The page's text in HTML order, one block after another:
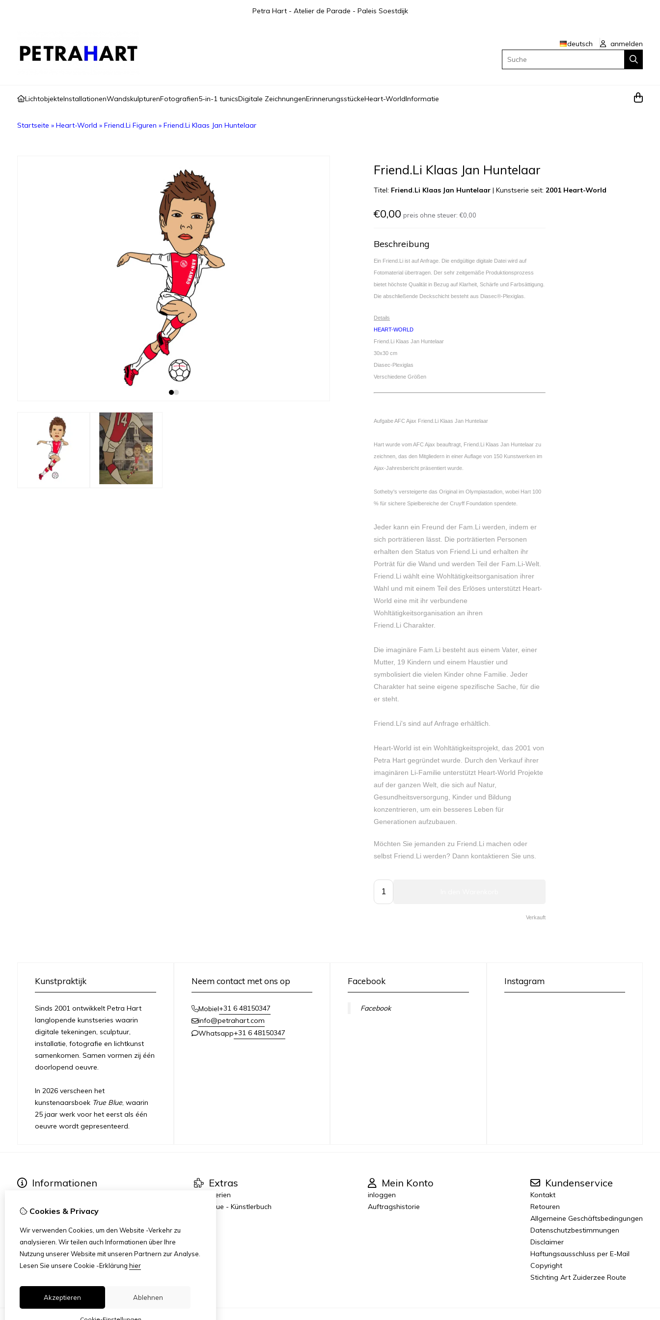
Petra Hart - Atelier de Parade - Paleis Soestdijk
deutsch
anmelden
LichtobjekteInstallationenWandskulpturenFotografien5-in-1 tunicsDigitale ZeichnungenErinnerungsstückeHeart-WorldInformatie
Startseite » Heart-World » Friend.Li Figuren » Friend.Li Klaas Jan Huntelaar
Friend.Li Klaas Jan Huntelaar
Titel: Friend.Li Klaas Jan Huntelaar |Kunstserie seit:2001 Heart-World
€0,00 preis ohne steuer:€0,00
Beschreibung
Ein Friend.Li ist auf Anfrage. Die endgültige digitale Datei wird auf
Fotomaterial übertragen. Der sehr zeitgemäße Produktionsprozess
bietet höchste Qualität in Bezug auf Klarheit, Schärfe und Farbsättigung.
Die abschließende Deckschicht besteht aus Diasec®-Plexiglas.
Details
HEART-WORLD
Friend.Li Klaas Jan Huntelaar
30x30 cm
Diasec-Plexiglas
Verschiedene Größen
Aufgabe AFC Ajax Friend.Li Klaas Jan Huntelaar
Hart wurde vom AFC Ajax beauftragt, Friend.Li Klaas Jan Huntelaar zu
zeichnen, das den Mitgliedern in einer Auflage von 150 Kunstwerken im
Ajax-Jahresbericht präsentiert wurde.
Sotheby's versteigerte das Original im Olympiastadion, wobei Hart 100
% für sichere Spielbereiche der Cruyff Foundation spendete.
Jeder kann ein Freund der Fam.Li werden, indem er
sich porträtieren lässt. Die porträtierten Personen
erhalten den Status von Friend.Li und erhalten ihr
Porträt für die Wand und werden Teil der Fam.Li-Welt.
Friend.Li wählt eine Wohltätigkeitsorganisation ihrer
Wahl und mit einem Teil des Erlöses unterstützt Heart-
World eine mit ihr verbundene
Wohltätigkeitsorganisation an ihren
Friend.Li Charakter.
Die imaginäre Fam.Li besteht aus einem Vater, einer
Mutter, 19 Kindern und einem Haustier und
symbolisiert die vielen Kinder ohne Familie. Jeder
Charakter hat seine eigene spezifische Sache, für die
er steht.
Friend.Li's sind auf Anfrage erhältlich.
Heart-World ist ein Wohltätigkeitsprojekt, das 2001 von
Petra Hart gegründet wurde. Durch den Verkauf ihrer
imaginären Li-Familie unterstützt Heart-World Projekte
auf der ganzen Welt, die sich auf Natur,
Gesundheitsversorgung, Kinder und Bildung
konzentrieren, um ein besseres Leben für
Generationen aufzubauen.
Möchten Sie jemanden zu Friend.Li machen oder
selbst Friend.Li werden? Dann kontaktieren Sie uns.
Verkauft
Kunstpraktijk
Sinds 2001 ontwikkelt Petra Hart
langlopende kunstseries waarin
digitale tekeningen, sculptuur,
installatie, fotografie en lichtkunst
samenkomen. Samen vormen zij één
doorlopend oeuvre.
In 2026 verscheen het
kunstenaarsboek True Blue, waarin
25 jaar werk voor het eerst als één
oeuvre wordt gepresenteerd.
Neem contact met ons op
Mobiel+31 6 48150347
info@petrahart.com
Whatsapp+31 6 48150347
Facebook
Facebook
Instagram
Informationen
Ausstellungen
Heart-World
Art Dinners & Reviews
AMFAD
Extras
Kunstserien
True Blue - Künstlerbuch
Mein Konto
inloggen
Auftragshistorie
Kundenservice
Kontakt
Retouren
Allgemeine Geschäftsbedingungen
Datenschutzbestimmungen
Disclaimer
Haftungsausschluss per E-Mail
Copyright
Stichting Art Zuiderzee Route
Cookies & Privacy
Wir verwenden Cookies, um den Website -Verkehr zu
analysieren. Wir teilen auch Informationen über Ihre
Nutzung unserer Website mit unseren Partnern zur Analyse.
Lesen Sie unsere Cookie -Erklärung hier
Akzeptieren Ablehnen